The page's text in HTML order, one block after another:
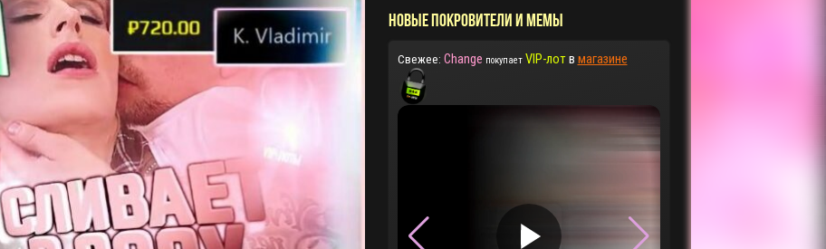
НОВЫЕ ПОКРОВИТЕЛИ И МЕМЫ
Свежее: Change покупает VIP-лотв магазине
▶